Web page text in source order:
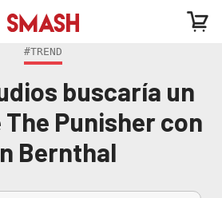
#TREND
buscaría un
Punisher con
Bernthal